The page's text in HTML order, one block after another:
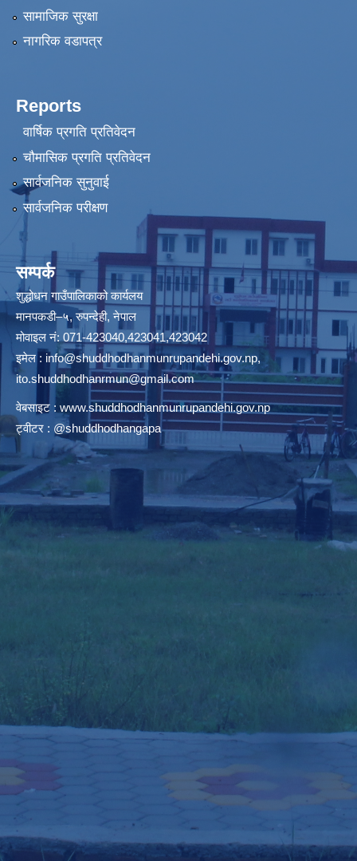
सामाजिक सुरक्षा
नागरिक वडापत्र
Reports
वार्षिक प्रगति प्रतिवेदन
चौमासिक प्रगति प्रतिवेदन
सार्वजनिक सुनुवाई
सार्वजनिक परीक्षण
सम्पर्क
शुद्धोधन गाउँपालिकाको कार्यलय
मानपकडी–५, रुपन्देही, नेपाल
मोवाइल नं: 071-423040,423041,423042
इमेल : info@shuddhodhanmunrupandehi.gov.np,
ito.shuddhodhanrmun@gmail.com
वेबसाइट : www.shuddhodhanmunrupandehi.gov.np
ट्वीटर : @shuddhodhangapa